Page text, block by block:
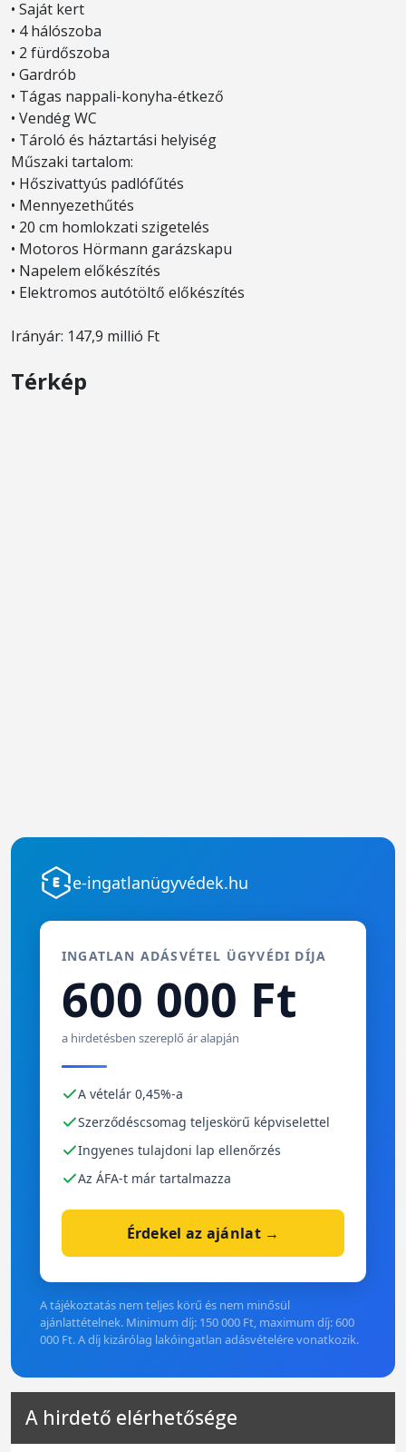
• Saját kert
• 4 hálószoba
• 2 fürdőszoba
• Gardrób
• Tágas nappali-konyha-étkező
• Vendég WC
• Tároló és háztartási helyiség
Műszaki tartalom:
• Hőszivattyús padlófűtés
• Mennyezethűtés
• 20 cm homlokzati szigetelés
• Motoros Hörmann garázskapu
• Napelem előkészítés
• Elektromos autótöltő előkészítés
Irányár: 147,9 millió Ft
Térkép
e-ingatlanügyvédek.hu
INGATLAN ADÁSVÉTEL ÜGYVÉDI DÍJA
600 000 Ft
a hirdetésben szereplő ár alapján
A vételár 0,45%-a
Szerződéscsomag teljeskörű képviselettel
Ingyenes tulajdoni lap ellenőrzés
Az ÁFA-t már tartalmazza
Érdekel az ajánlat →
A tájékoztatás nem teljes körű és nem minősül
ajánlattételnek. Minimum díj: 150 000 Ft, maximum díj: 600
000 Ft. A díj kizárólag lakóingatlan adásvételére vonatkozik.
A hirdető elérhetősége